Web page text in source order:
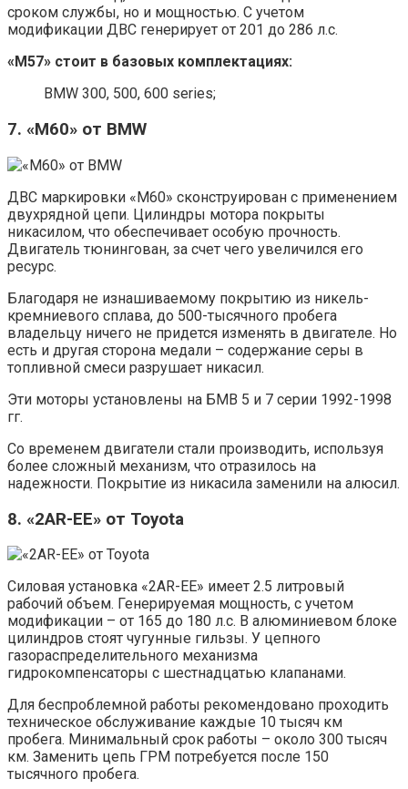
сроком службы, но и мощностью. С учетом
модификации ДВС генерирует от 201 до 286 л.с.
«М57» стоит в базовых комплектациях:
BMW 300, 500, 600 series;
7. «M60» от BMW
ДВС маркировки «М60» сконструирован с применением
двухрядной цепи. Цилиндры мотора покрыты
никасилом, что обеспечивает особую прочность.
Двигатель тюнингован, за счет чего увеличился его
ресурс.
Благодаря не изнашиваемому покрытию из никель-
кремниевого сплава, до 500-тысячного пробега
владельцу ничего не придется изменять в двигателе. Но
есть и другая сторона медали – содержание серы в
топливной смеси разрушает никасил.
Эти моторы установлены на БМВ 5 и 7 серии 1992-1998
гг.
Со временем двигатели стали производить, используя
более сложный механизм, что отразилось на
надежности. Покрытие из никасила заменили на алюсил.
8. «2AR-EE» от Toyota
Силовая установка «2AR-EE» имеет 2.5 литровый
рабочий объем. Генерируемая мощность, с учетом
модификации – от 165 до 180 л.с. В алюминиевом блоке
цилиндров стоят чугунные гильзы. У цепного
газораспределительного механизма
гидрокомпенсаторы с шестнадцатью клапанами.
Для беспроблемной работы рекомендовано проходить
техническое обслуживание каждые 10 тысяч км
пробега. Минимальный срок работы – около 300 тысяч
км. Заменить цепь ГРМ потребуется после 150
тысячного пробега.